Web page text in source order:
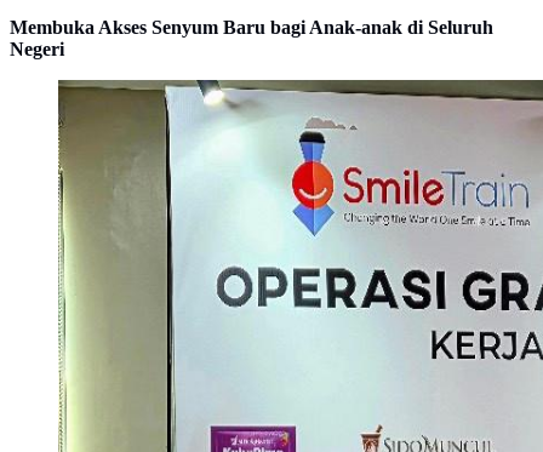
Membuka Akses Senyum Baru bagi Anak-anak di Seluruh
Negeri